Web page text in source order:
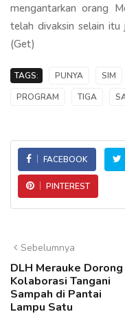
mengantarkan orang
telah divaksin selain itu
(Get)
TAGS: PUNYA SIM
PROGRAM
TIGA
FACEBOOK
PINTEREST
Sebelumnya
DLH Merauke Dorong
Kolaborasi Tangani
Sampah di Pantai
Lampu Satu